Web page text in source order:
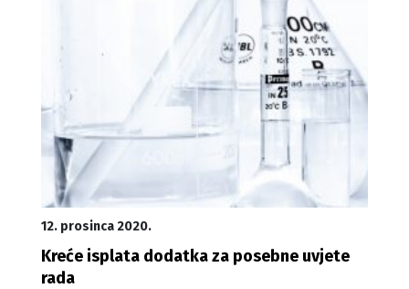
12. prosinca 2020.
Kreće isplata dodatka za posebne uvjete
rada